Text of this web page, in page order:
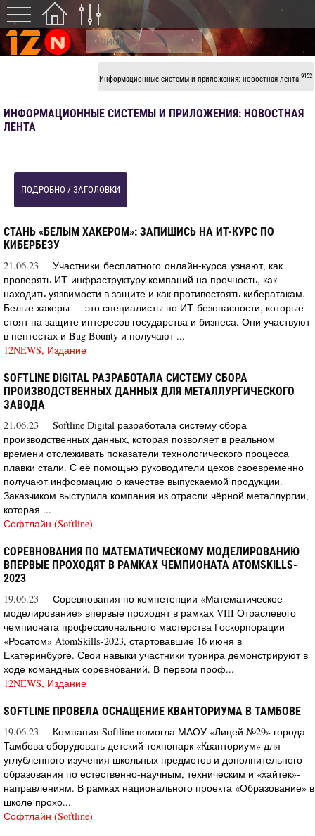
Информационные системы и приложения: новостная лента 9152
ИНФОРМАЦИОННЫЕ СИСТЕМЫ И ПРИЛОЖЕНИЯ: НОВОСТНАЯ
ЛЕНТА
ПОДРОБНО / ЗАГОЛОВКИ
СТАНЬ «БЕЛЫМ ХАКЕРОМ»: ЗАПИШИСЬ НА ИТ-КУРС ПО
КИБЕРБЕЗУ
21.06.23
Участники бесплатного онлайн-курса узнают, как
проверять ИТ-инфраструктуру компаний на прочность, как
находить уязвимости в защите и как противостоять кибератакам.
Белые хакеры — это специалисты по ИТ-безопасности, которые
стоят на защите интересов государства и бизнеса. Они участвуют
в пентестах и Bug Bounty и получают ...
12NEWS, Издание
SOFTLINE DIGITAL РАЗРАБОТАЛА СИСТЕМУ СБОРА
ПРОИЗВОДСТВЕННЫХ ДАННЫХ ДЛЯ МЕТАЛЛУРГИЧЕСКОГО
ЗАВОДА
21.06.23
Softline Digital разработала систему сбора
производственных данных, которая позволяет в реальном
времени отслеживать показатели технологического процесса
плавки стали. С её помощью руководители цехов своевременно
получают информацию о качестве выпускаемой продукции.
Заказчиком выступила компания из отрасли чёрной металлургии,
которая ...
Софтлайн (Softline)
СОРЕВНОВАНИЯ ПО МАТЕМАТИЧЕСКОМУ МОДЕЛИРОВАНИЮ
ВПЕРВЫЕ ПРОХОДЯТ В РАМКАХ ЧЕМПИОНАТА ATOMSKILLS-
2023
19.06.23
Соревнования по компетенции «Математическое
моделирование» впервые проходят в рамках VIII Отраслевого
чемпионата профессионального мастерства Госкорпорации
«Росатом» AtomSkills-2023, стартовавшие 16 июня в
Екатеринбурге. Свои навыки участники турнира демонстрируют в
ходе командных соревнований. В первом проф...
12NEWS, Издание
SOFTLINE ПРОВЕЛА ОСНАЩЕНИЕ КВАНТОРИУМА В ТАМБОВЕ
19.06.23
Компания Softline помогла МАОУ «Лицей №29» города
Тамбова оборудовать детский технопарк «Кванториум» для
углубленного изучения школьных предметов и дополнительного
образования по естественно-научным, техническим и «хайтек»-
направлениям. В рамках национального проекта «Образование» в
школе прохо...
Софтлайн (Softline)